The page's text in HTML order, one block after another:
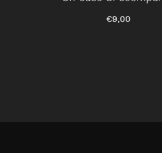
€9,00